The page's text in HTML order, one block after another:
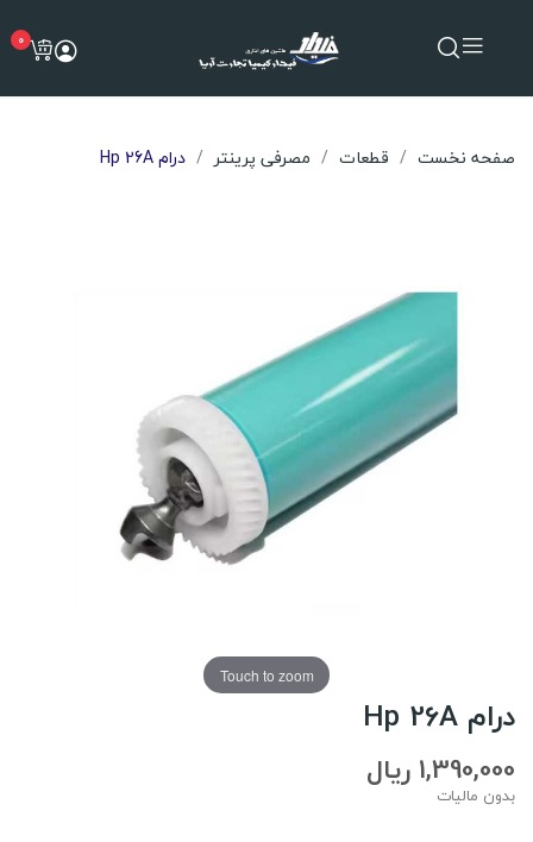
0
صفحه نخست قطعات مصرفی پرینتر درام Hp 26A
Touch to zoom
درام Hp 26A
1,390,000 ریال
بدون مالیات